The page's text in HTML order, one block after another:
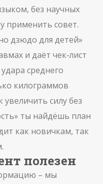
без научных
применить совет.
дзюдо для детей»
и даёт чек‑лист
среднего
килограммов
силу без
ты найдёшь план
как новичкам, так
полезен
– мы